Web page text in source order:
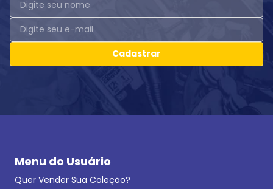
Cadastrar
Menu do Usuário
Quer Vender Sua Coleção?